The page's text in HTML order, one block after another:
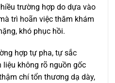
trường hợp do dựa vào
trì hoãn việc thăm khám
khó phục hồi.
hợp tự pha, tự sắc
liệu không rõ nguồn gốc
chí tổn thương dạ dày,